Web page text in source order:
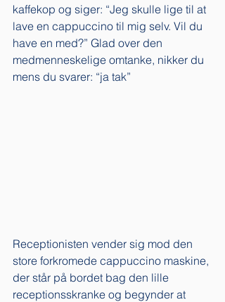
kaffekop og siger: “Jeg skulle lige til at
lave en cappuccino til mig selv. Vil du
have en med?” Glad over den
medmenneskelige omtanke, nikker du
mens du svarer: “ja tak”
Receptionisten vender sig mod den
store forkromede cappuccino maskine,
der står på bordet bag den lille
receptionsskranke og begynder at